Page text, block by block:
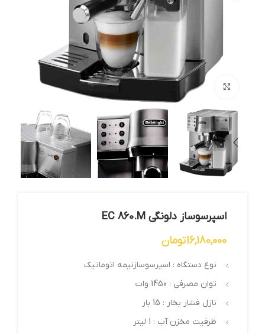
بزرگنمایی تصویر
اسپرسوساز دلونگی EC 860.M
16,180,000تومان
نوع دستگاه : اسپرسوسازنیمه اتوماتیک
توان مصرفی : 1450 وات
نازل فشار بخار : 15 بار
ظرفیت مخزن آب : 1 لیتر